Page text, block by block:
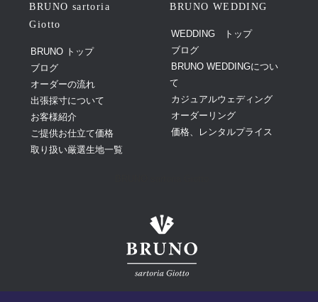
BRUNO sartoria
Giotto
BRUNO トップ
ブログ
オーダーの流れ
出張採寸について
お客様紹介
ご提供お仕立て価格
取り扱い厳選生地一覧
BRUNO WEDDING
WEDDING トップ
ブログ
BRUNO WEDDINGについ
て
カジュアルウェディング
オーダーリング
価格、レンタルプライス